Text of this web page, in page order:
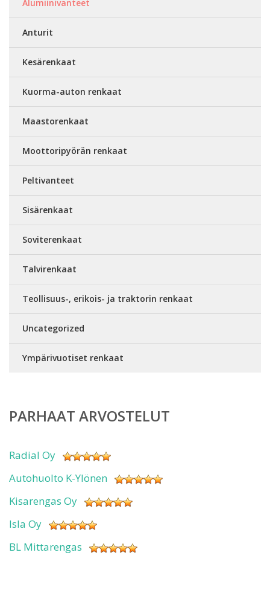
Alumiinivanteet
Anturit
Kesärenkaat
Kuorma-auton renkaat
Maastorenkaat
Moottoripyörän renkaat
Peltivanteet
Sisärenkaat
Soviterenkaat
Talvirenkaat
Teollisuus-, erikois- ja traktorin renkaat
Uncategorized
Ympärivuotiset renkaat
PARHAAT ARVOSTELUT
Radial Oy
Autohuolto K-Ylönen
Kisarengas Oy
Isla Oy
BL Mittarengas